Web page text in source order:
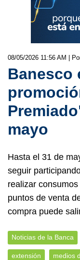
08/05/2026 11:56 AM |
Banesco
mayo
Hasta el 31 de
seguir
realizar
puntos de venta
compra puede
Noticias de la Banca
extensión medios